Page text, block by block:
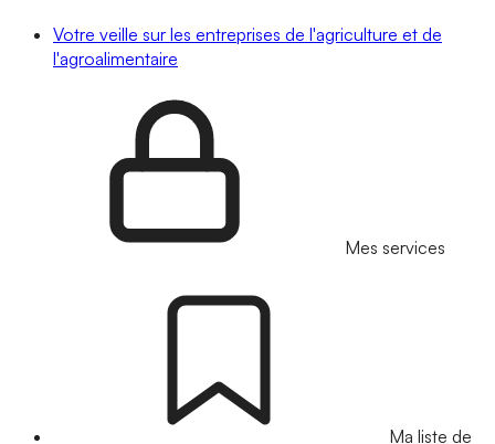
Votre veille sur les entreprises de l'agriculture et de
l'agroalimentaire
Mes services
Ma liste de